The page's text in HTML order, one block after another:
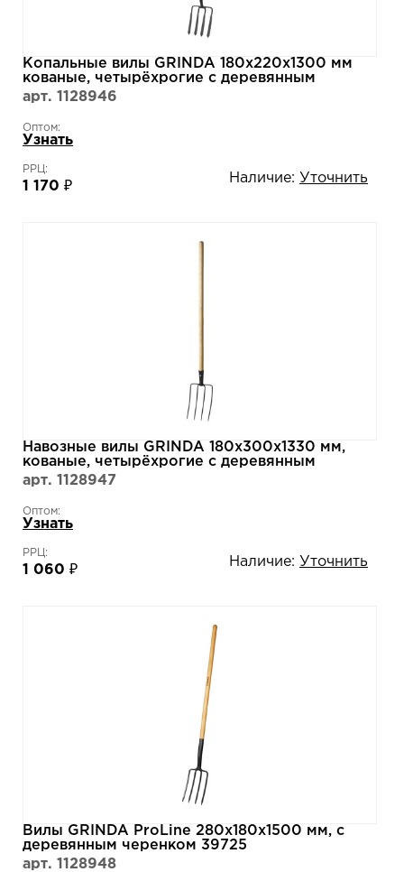
Копальные вилы GRINDA 180х220х1300 мм
кованые, четырёхрогие с деревянным
черенком 39722
арт. 1128946
Оптом:
Узнать
РРЦ:
1 170 ₽
Наличие: Уточнить
Навозные вилы GRINDA 180х300х1330 мм,
кованые, четырёхрогие с деревянным
черенком 39723
арт. 1128947
Оптом:
Узнать
РРЦ:
1 060 ₽
Наличие: Уточнить
Вилы GRINDA ProLine 280x180x1500 мм, с
деревянным черенком 39725
арт. 1128948